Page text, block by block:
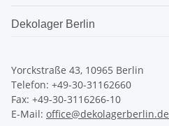
Dekolager Berlin
Yorckstraße 43, 10965 Berlin
Telefon: +49-30-31162660
Fax: +49-30-3116266-10
E-Mail: office@dekolagerberlin.de